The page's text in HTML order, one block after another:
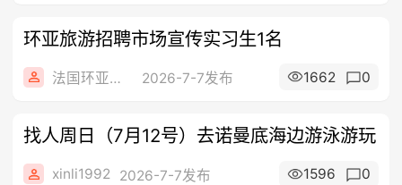
环亚旅游招聘市场宣传实习生1名
法国环亚旅游 2026-7-7发布 1662 0
找人周日（7月12号）去诺曼底海边游泳游玩
xinli1992 2026-7-7发布 1596 0